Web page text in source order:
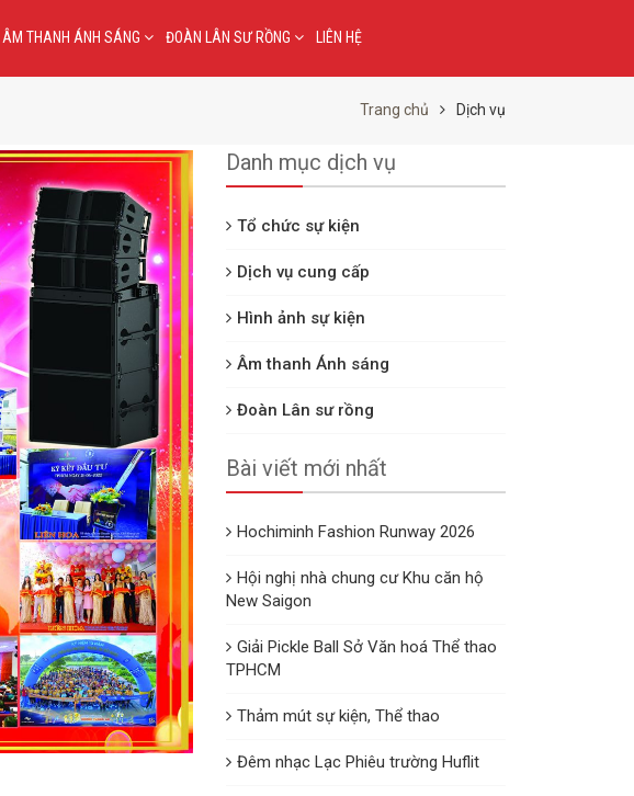
ÂM THANH ÁNH SÁNG ĐOÀN LÂN SƯ RỒNG LIÊN HỆ
Trang chủ Dịch vụ
Danh mục dịch vụ
Tổ chức sự kiện
Dịch vụ cung cấp
Hình ảnh sự kiện
Âm thanh Ánh sáng
Đoàn Lân sư rồng
Bài viết mới nhất
Hochiminh Fashion Runway 2026
Hội nghị nhà chung cư Khu căn hộ
New Saigon
Giải Pickle Ball Sở Văn hoá Thể thao
TPHCM
Thảm mút sự kiện, Thể thao
Đêm nhạc Lạc Phiêu trường Huflit